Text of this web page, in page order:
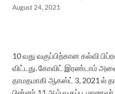
August 24, 2021
10 வது வகுப்பிற்கான கல்வி
விட்டது. கோவிட் இரண்டாம்
தாமதமாகி ஆகஸ்ட் 3, 2021 ல்